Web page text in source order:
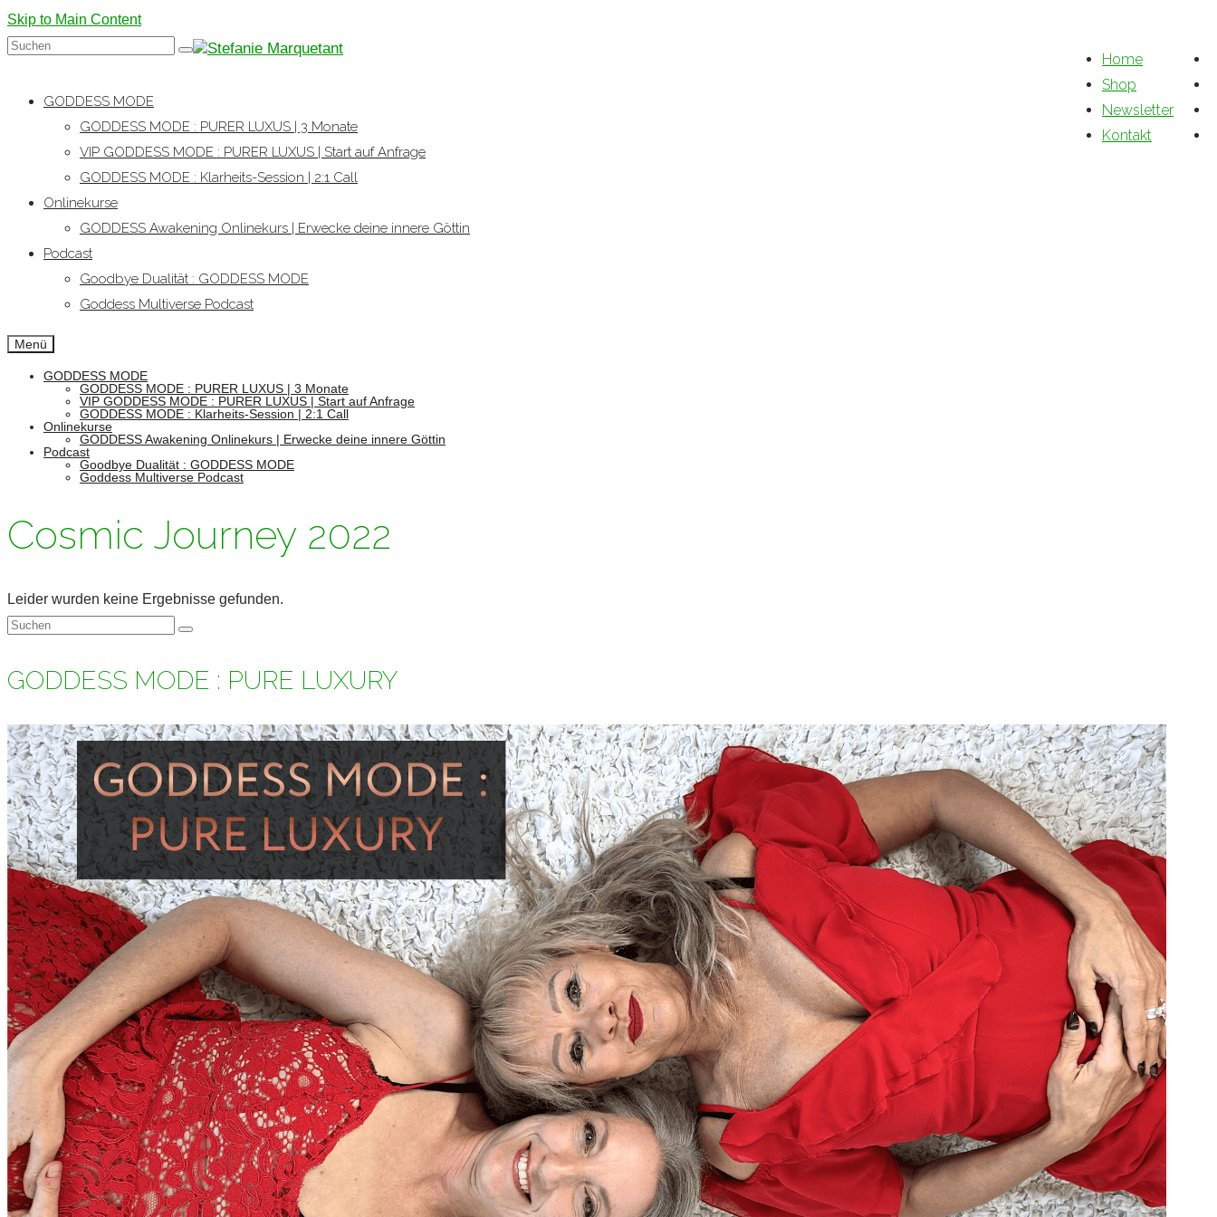
Skip to Main Content
Home
Shop
Newsletter
Kontakt
Suchen
GODDESS MODE
GODDESS MODE : PURER LUXUS | 3 Monate
VIP GODDESS MODE : PURER LUXUS | Start auf Anfrage
GODDESS MODE : Klarheits-Session | 2:1 Call
Onlinekurse
GODDESS Awakening Onlinekurs | Erwecke deine innere Göttin
Podcast
Goodbye Dualität : GODDESS MODE
Goddess Multiverse Podcast
Menü
GODDESS MODE
GODDESS MODE : PURER LUXUS | 3 Monate
VIP GODDESS MODE : PURER LUXUS | Start auf Anfrage
GODDESS MODE : Klarheits-Session | 2:1 Call
Onlinekurse
GODDESS Awakening Onlinekurs | Erwecke deine innere Göttin
Podcast
Goodbye Dualität : GODDESS MODE
Goddess Multiverse Podcast
Cosmic Journey 2022
Leider wurden keine Ergebnisse gefunden.
Suchen
GODDESS MODE : PURE LUXURY